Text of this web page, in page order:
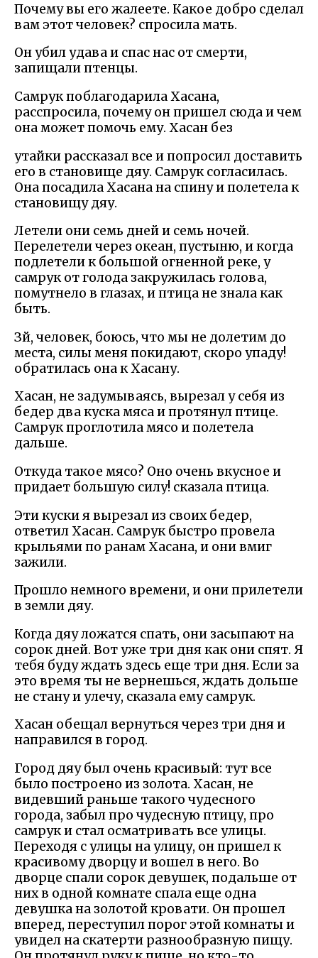
Почему вы его жалеете. Какое добро сделал
вам этот человек? спросила мать.
Он убил удава и спас нас от смерти,
запищали птенцы.
Самрук поблагодарила Хасана,
расспросила, почему он пришел сюда и чем
она может помочь ему. Хасан без
утайки рассказал все и попросил доставить
его в становище дяу. Самрук согласилась.
Она посадила Хасана на спину и полетела к
становищу дяу.
Летели они семь дней и семь ночей.
Перелетели через океан, пустыню, и когда
подлетели к большой огненной реке, у
самрук от голода закружилась голова,
помутнело в глазах, и птица не знала как
быть.
Зй, человек, боюсь, что мы не долетим до
места, силы меня покидают, скоро упаду!
обратилась она к Хасану.
Хасан, не задумываясь, вырезал у себя из
бедер два куска мяса и протянул птице.
Самрук проглотила мясо и полетела
дальше.
Откуда такое мясо? Оно очень вкусное и
придает большую силу! сказала птица.
Эти куски я вырезал из своих бедер,
ответил Хасан. Самрук быстро провела
крыльями по ранам Хасана, и они вмиг
зажили.
Прошло немного времени, и они прилетели
в земли дяу.
Когда дяу ложатся спать, они засыпают на
сорок дней. Вот уже три дня как они спят. Я
тебя буду ждать здесь еще три дня. Если за
это время ты не вернешься, ждать дольше
не стану и улечу, сказала ему самрук.
Хасан обещал вернуться через три дня и
направился в город.
Город дяу был очень красивый: тут все
было построено из золота. Хасан, не
видевший раньше такого чудесного
города, забыл про чудесную птицу, про
самрук и стал осматривать все улицы.
Переходя с улицы на улицу, он пришел к
красивому дворцу и вошел в него. Во
дворце спали сорок девушек, подальше от
них в одной комнате спала еще одна
девушка на золотой кровати. Он прошел
вперед, переступил порог этой комнаты и
увидел на скатерти разнообразную пищу.